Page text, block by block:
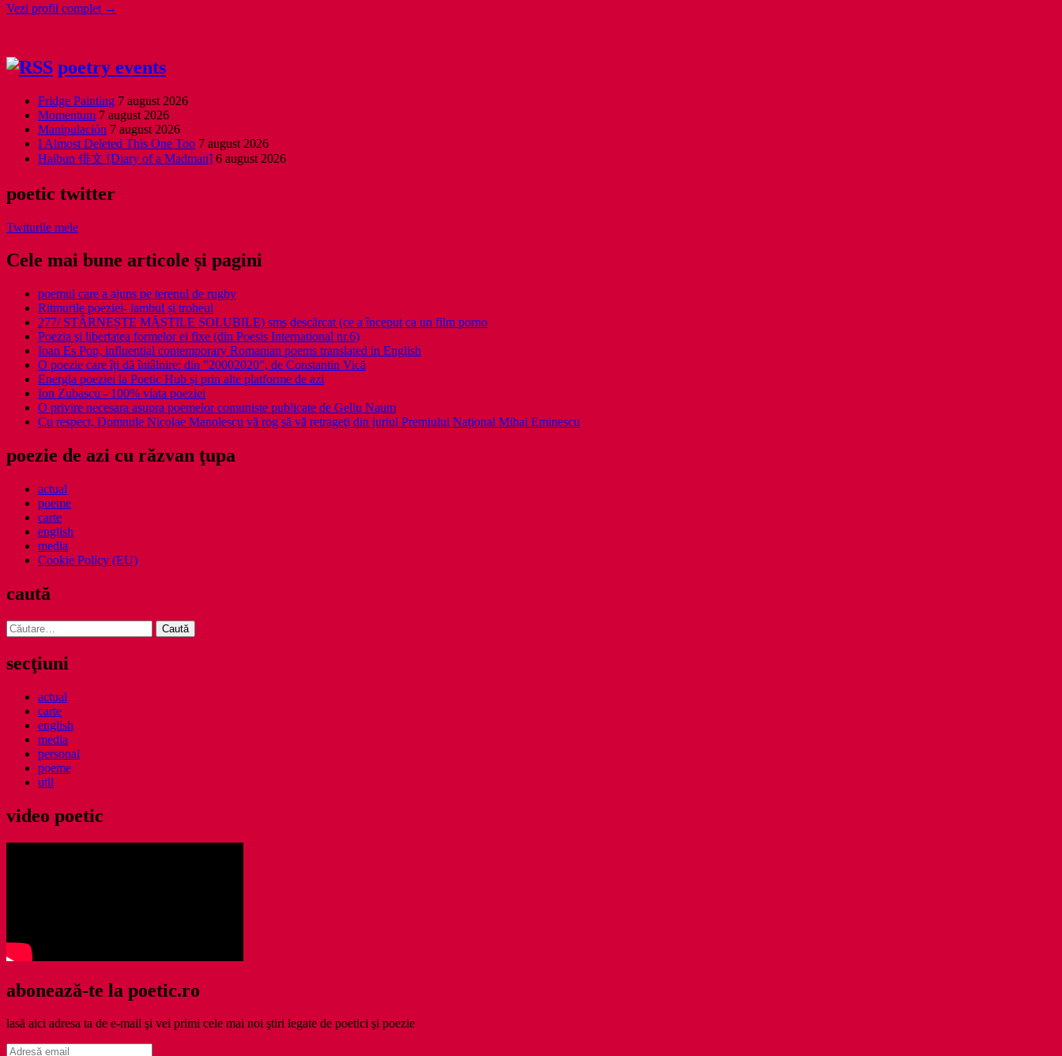
Vezi profil complet →
poetry events
Fridge Painting 7 august 2026
Momentum 7 august 2026
Manipulación 7 august 2026
I Almost Deleted This One Too 7 august 2026
Haibun 俳文 [Diary of a Madman] 6 august 2026
poetic twitter
Twiturile mele
Cele mai bune articole și pagini
poemul care a ajuns pe terenul de rugby
Ritmurile poeziei- iambul și troheul
277/ STÂRNEȘTE MĂȘTILE SOLUBILE) sms descărcat (ce a început ca un film porno
Poezia şi libertatea formelor ei fixe (din Poesis International nr.6)
Ioan Es Pop, influential contemporary Romanian poems translated in English
O poezie care îți dă întâlnire: din ”20002020”, de Constantin Vică
Energia poeziei la Poetic Hub și prin alte platforme de azi
Ion Zubascu - 100% viata poeziei
O privire necesara asupra poemelor comuniste publicate de Gellu Naum
Cu respect, Domnule Nicolae Manolescu vă rog să vă retrageţi din juriul Premiului Naţional Mihai Eminescu
poezie de azi cu răzvan ţupa
actual
poeme
carte
english
media
Cookie Policy (EU)
caută
Caută
după:
secţiuni
actual
carte
english
media
personal
poeme
util
video poetic
abonează-te la poetic.ro
lasă aici adresa ta de e-mail şi vei primi cele mai noi ştiri legate de poetici şi poezie
Adresă